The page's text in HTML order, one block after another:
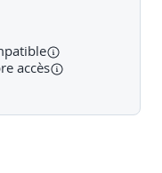
(ex : biosourcés,
projets RE 2020
accès